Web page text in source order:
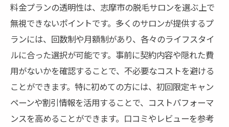
仕事と両立できるプランの選び方
旅行やイベントに合わせたプランニング
忙しい方におすすめの効率的なプラン
長期契約と短期契約のメリット比較
プライベートに応じたサロン選び
柔軟なスケジュール調整が可能なプラン
理想の脱毛体験を志摩市で手に入れる方法
料金プランの透明性は、志摩市の脱毛サロンを選ぶ上で
無視できないポイントです。多くのサロンが提供するプ
ランには、回数制や月額制があり、各々のライフスタイ
ルに合った選択が可能です。事前に契約内容や隠れた費
用がないかを確認することで、不必要なコストを避ける
ことができます。特に初めての方には、初回限定キャン
ペーンや割引情報を活用することで、コストパフォーマ
ンスを高めることができます。口コミやレビューを参考